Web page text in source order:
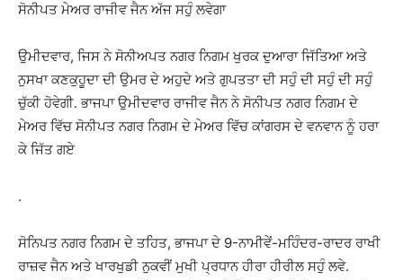
ਸੋਨੀਪਤ ਮੇਅਰ ਰਾਜੀਵ ਜੈਨ ਅੱਜ ਸਹੁੰ ਲਵੇਗਾ
ਉਮੀਦਵਾਰ, ਜਿਸ ਨੇ ਸੋਨੀਅਪਤ ਨਗਰ ਨਿਗਮ ਖੁਰਕ ਦੁਆਰਾ ਜਿੱਤਿਆ ਅਤੇ
ਨੁਸਖਾ ਕਣਕੁਹੂਦਾ ਦੀ ਉਮਰ ਦੇ ਅਹੁਦੇ ਅਤੇ ਗੁਪਤਤਾ ਦੀ ਸਹੁੰ ਦੀ ਸਹੁੰ ਦੀ ਸਹੁੰ
ਚੁੱਕੀ ਹੋਵੇਗੀ. ਭਾਜਪਾ ਉਮੀਦਵਾਰ ਰਾਜੀਵ ਜੈਨ ਨੇ ਸੋਨੀਪਤ ਨਗਰ ਨਿਗਮ ਦੇ
ਮੇਅਰ ਵਿੱਚ ਸੋਨੀਪਤ ਨਗਰ ਨਿਗਮ ਦੇ ਮੇਅਰ ਵਿੱਚ ਕਾਂਗਰਸ ਦੇ ਵਨਵਾਨ ਨੂੰ ਹਰਾ
ਕੇ ਜਿੱਤ ਗਏ
.
ਸੋਨਿਪਤ ਨਗਰ ਨਿਗਮ ਦੇ ਤਹਿਤ, ਭਾਜਪਾ ਦੇ 9-ਨਾਮੀਵੇਂ-ਮਹਿੰਦਰ-ਰਾਦਰ ਰਾਖੀ
ਰਾਜ਼ਵ ਜੈਨ ਅਤੇ ਖਾਰਖੁਡੀ ਨੁਕਵੀਂ ਮੁਖੀ ਪ੍ਰਧਾਨ ਹੀਰਾ ਹੀਰੀਲ ਸਹੁੰ ਲਵੇ.